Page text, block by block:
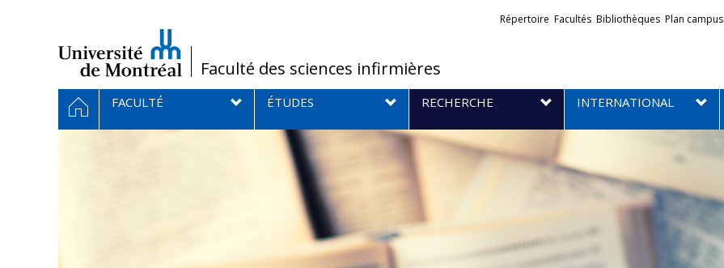
/Faculté des sciences infirmières
Liens
Répertoire Facultés Bibliothèques Plan campus
Navigation
principale
HOMEFACULTÉ ÉTUDES RECHERCHE INTERNATIONAL